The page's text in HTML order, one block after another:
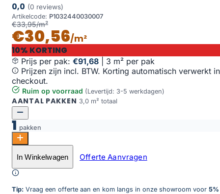
0,0 (0 reviews)
Artikelcode: P1032440030007
€33,95/m²
€30,56/m²
10% KORTING
Prijs per pak: €91,68
3 m² per pak
Prijzen zijn incl. BTW. Korting automatisch verwerkt in
checkout.
Ruim op voorraad (Levertijd: 3-5 werkdagen)
AANTAL PAKKEN 3,0 m² totaal
1 pakken
Vario Visgraat Dryback 4400 Prestige Oak Naturel
Toevoegen aan winkelwagen
In Winkelwagen Offerte Aanvragen
Tip: Vraag een offerte aan en kom langs in onze showroom voor 5%